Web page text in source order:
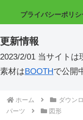
プライバシーポリシ
更新情報
2023/2/01 当サイトは
素材はBOOTHで公開
ホーム ダウン
パーツ
図形